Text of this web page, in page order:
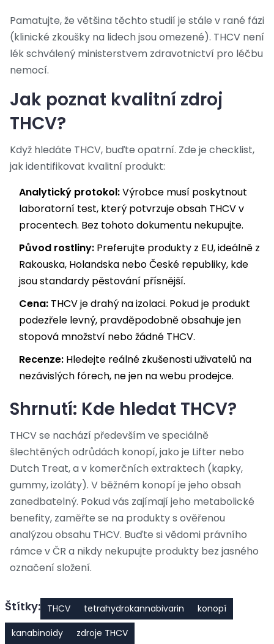
Pamatujte, že většina těchto studií je stále v rané fázi
(klinické zkoušky na lidech jsou omezené). THCV není
lék schválený ministerstvem zdravotnictví pro léčbu
nemocí.
Jak poznat kvalitní zdroj
THCV?
Když hledáte THCV, buďte opatrní. Zde je checklist,
jak identifikovat kvalitní produkt:
Analytický protokol:Výrobce musí poskytnout
laboratorní test, který potvrzuje obsah THCV v
procentech. Bez tohoto dokumentu nekupujte.
Původ rostliny: Preferujte produkty z EU, ideálně z
Rakouska, Holandska nebo České republiky, kde
jsou standardy pěstování přísnější.
Cena: THCV je drahý na izolaci. Pokud je produkt
podezřele levný, pravděpodobně obsahuje jen
stopová množství nebo žádné THCV.
Recenze: Hledejte reálné zkušenosti uživatelů na
nezávislých fórech, ne jen na webu prodejce.
Shrnutí: Kde hledat THCV?
THCV se nachází především ve speciálně
šlechtěných odrůdách konopí, jako je Lifter nebo
Dutch Treat, a v komerčních extraktech (kapky,
gummy, izoláty). V běžném konopí je jeho obsah
zanedbatelný. Pokud vás zajímají jeho metabolické
benefity, zaměřte se na produkty s ověřenou
analýzou obsahu THCV. Buďte si vědomi právního
rámce v ČR a nikdy nekupujte produkty bez jasného
označení složení.
Štítky: THCV tetrahydrokannabivarin
konopí
kanabinoidy
zdroje THCV